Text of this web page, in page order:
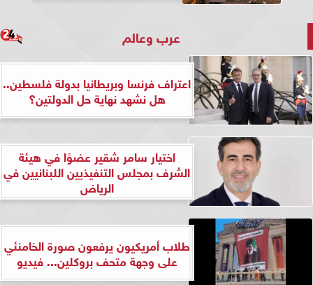
عرب وعالم
اعتراف فرنسا وبريطانيا بدولة فلسطين..
هل نشهد نهاية حل الدولتين؟
اختيار سامر شقير عضوًا في هيئة
الشرف بمجلس التنفيذيين اللبنانيين في
الرياض
طلاب أمريكيون يرفعون صورة الخامنئي
على وجهة متحف بروكلين... فيديو